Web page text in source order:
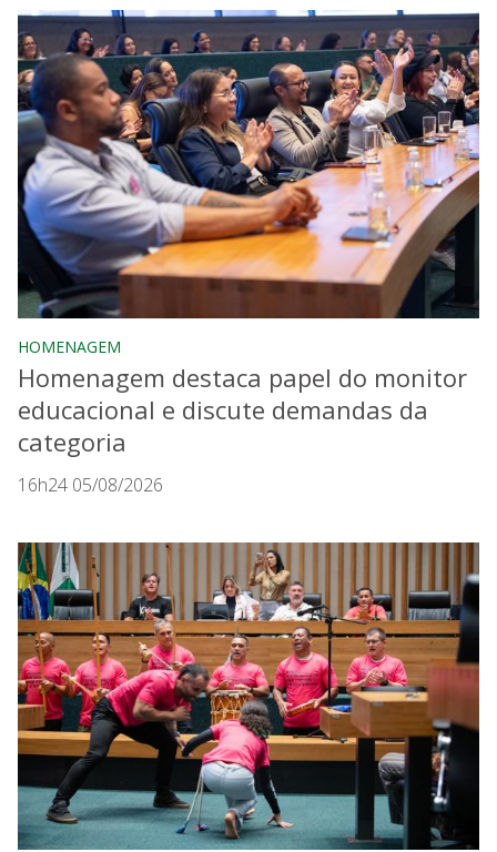
HOMENAGEM
Homenagem destaca papel do monitor
educacional e discute demandas da
categoria
16h24 05/08/2026